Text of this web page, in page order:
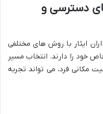
دسترسی و
ایثار با روش های مختلفی
خود را دارند. انتخاب مسیر
مکانی فرد، می تواند تجربه